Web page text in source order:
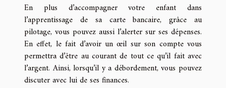
En plus d’accompagner votre enfant dans
l’apprentissage de sa carte bancaire, grâce au
pilotage, vous pouvez aussi l’alerter sur ses dépenses.
En effet, le fait d’avoir un œil sur son compte vous
permettra d’être au courant de tout ce qu’il fait avec
l’argent. Ainsi, lorsqu’il y a débordement, vous pouvez
discuter avec lui de ses finances.